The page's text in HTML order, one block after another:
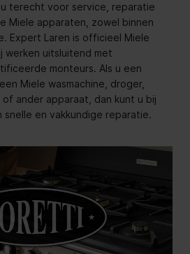
u terecht voor service, reparatie
Miele apparaten, zowel binnen
Expert Laren is officieel Miele
werken uitsluitend met
monteurs. Als u een
Miele wasmachine, droger,
ander apparaat, dan kunt u bij
en vakkundige reparatie.